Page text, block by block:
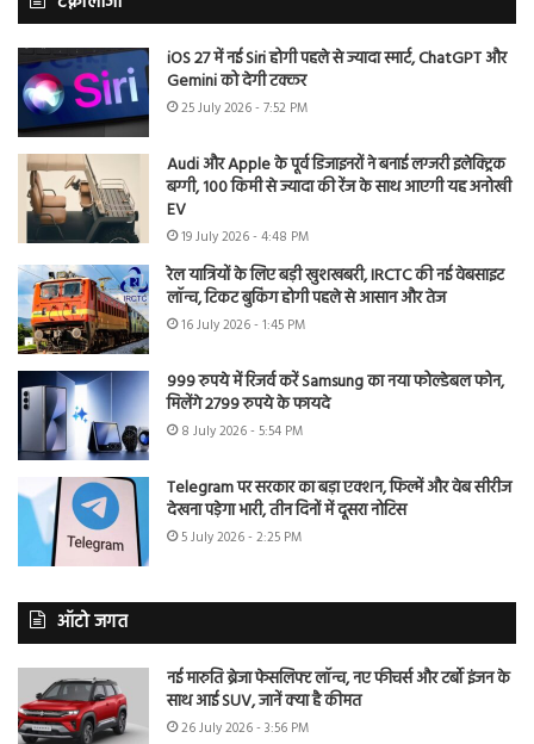
iOS 27 में नई Siri होगी पहले से ज्यादा स्मार्ट, ChatGPT और
Gemini को देगी टक्कर
25 July 2026 - 7:52 PM
Audi और Apple के पूर्व डिजाइनरों ने बनाई लग्जरी इलेक्ट्रिक
बग्गी, 100 किमी से ज्यादा की रेंज के साथ आएगी यह अनोखी
EV
19 July 2026 - 4:48 PM
रेल यात्रियों के लिए बड़ी खुशखबरी, IRCTC की नई वेबसाइट
लॉन्च, टिकट बुकिंग होगी पहले से आसान और तेज
16 July 2026 - 1:45 PM
999 रुपये में रिजर्व करें Samsung का नया फोल्डेबल फोन,
मिलेंगे 2799 रुपये के फायदे
8 July 2026 - 5:54 PM
Telegram पर सरकार का बड़ा एक्शन, फिल्में और वेब सीरीज
देखना पड़ेगा भारी, तीन दिनों में दूसरा नोटिस
5 July 2026 - 2:25 PM
ऑटो जगत
नई मारुति ब्रेजा फेसलिफ्ट लॉन्च, नए फीचर्स और टर्बो इंजन के
साथ आई SUV, जानें क्या है कीमत
26 July 2026 - 3:56 PM